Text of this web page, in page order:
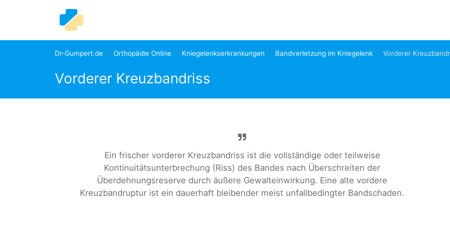
Dr-Gumpert.de Orthopädie Online Kniegelenkserkrankungen Bandverletzung im Kniegelenk Vorderer
Vorderer Kreuzbandriss
Ein frischer vorderer Kreuzbandriss ist die vollständige oder teilweise
Kontinuitätsunterbrechung (Riss) des Bandes nach Überschreiten der
Überdehnungsreserve durch äußere Gewalteinwirkung. Eine alte vordere
Kreuzbandruptur ist ein dauerhaft bleibender meist unfallbedingter Bandschaden.